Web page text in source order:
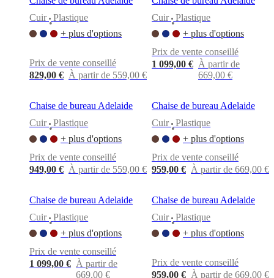
Cuir
•
Plastique
+ plus d'options
Prix de vente conseillé
829,00 € À partir de 559,00 €
Cuir
•
Plastique
+ plus d'options
Prix de vente conseillé
1 099,00 € À partir de
669,00 €
Chaise de bureau Adelaide
Cuir
•
Plastique
+ plus d'options
Prix de vente conseillé
949,00 € À partir de 559,00 €
Chaise de bureau Adelaide
Cuir
•
Plastique
+ plus d'options
Prix de vente conseillé
959,00 € À partir de 669,00 €
Chaise de bureau Adelaide
Cuir
•
Plastique
+ plus d'options
Prix de vente conseillé
1 099,00 € À partir de
669,00 €
Chaise de bureau Adelaide
Cuir
•
Plastique
+ plus d'options
Prix de vente conseillé
959,00 € À partir de 669,00 €